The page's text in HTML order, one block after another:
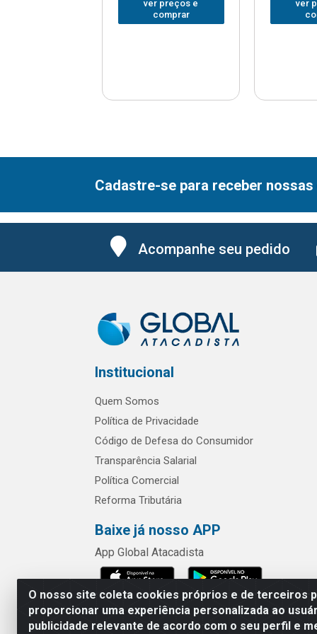
ver preços e
comprar
ver
O nosso site coleta cookies próprios e de terceiros
proporcionar uma experiência personalizada ao
publicidade relevante de acordo com o seu perfil e
Cadastre-se para receber
Acompanhe seu pedido
Institucional
Quem Somos
Política de Privacidade
Código de Defesa do Consumidor
Transparência Salarial
Política Comercial
Reforma Tributária
Baixe já nosso APP
App Global Atacadista
Rua